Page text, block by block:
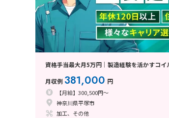
資格手当最大月5万円｜製造経験を活かすコ
月収例 381,000 円
【月給】300,500円～
神奈川県平塚市
加工、その他